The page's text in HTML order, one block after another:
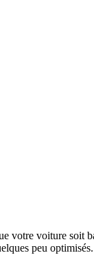
votre voiture soit
peu optimisés.